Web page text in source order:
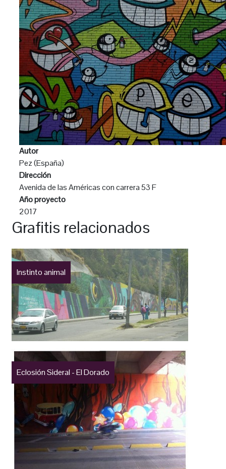
Autor
Pez (España)
Dirección
Avenida de las Américas con carrera 53 F
Año proyecto
2017
Grafitis relacionados
Instinto animal
Eclosión Sideral - El Dorado